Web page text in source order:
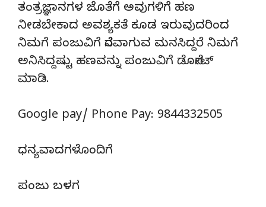
ತಂತ್ರಜ್ಞಾನಗಳ ಜೊತೆಗೆ ಅವುಗಳಿಗೆ ಹಣ
ನೀಡಬೇಕಾದ ಅವಶ್ಯಕತೆ ಕೂಡ ಇರುವುದರಿಂದ
ನಿಮಗೆ ಪಂಜುವಿಗೆ ನೆರವಾಗುವ ಮನಸಿದ್ದರೆ ನಿಮಗೆ
ಅನಿಸಿದ್ದಷ್ಟು ಹಣವನ್ನು ಪಂಜುವಿಗೆ ಡೊನೇಟ್‌
ಮಾಡಿ.
Google pay/ Phone Pay: 9844332505
ಧನ್ಯವಾದಗಳೊಂದಿಗೆ
ಪಂಜು ಬಳಗ